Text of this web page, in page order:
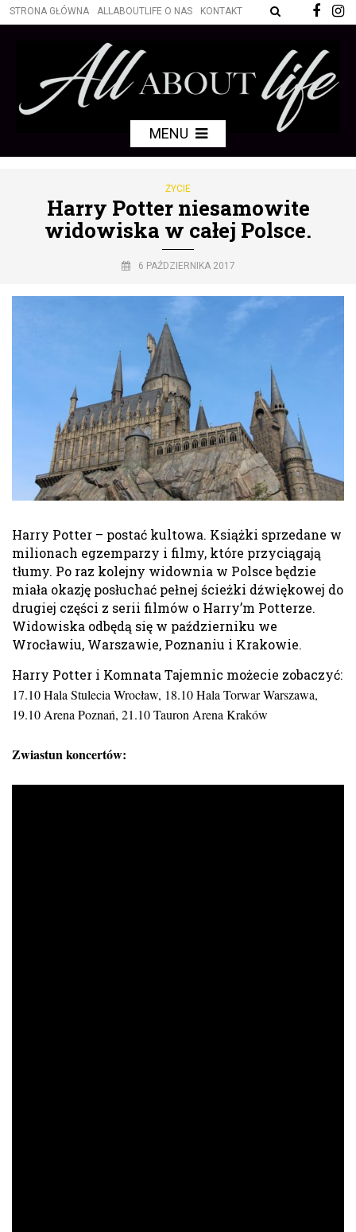
STRONA GŁÓWNA ALLABOUTLIFE O NAS KONTAKT
MENU
ŻYCIE
Harry Potter niesamowite
widowiska w całej Polsce.
6 PAŹDZIERNIKA 2017
Harry Potter – postać kultowa. Książki sprzedane w
milionach egzemparzy i filmy, które przyciągają
tłumy. Po raz kolejny widownia w Polsce będzie
miała okazję posłuchać pełnej ścieżki dźwiękowej do
drugiej części z serii filmów o Harry’m Potterze.
Widowiska odbędą się w październiku we
Wrocławiu, Warszawie, Poznaniu i Krakowie.
Harry Potter i Komnata Tajemnic możecie zobaczyć:
17.10 Hala Stulecia Wrocław, 18.10 Hala Torwar Warszawa,
19.10 Arena Poznań, 21.10 Tauron Arena Kraków
Zwiastun koncertów: